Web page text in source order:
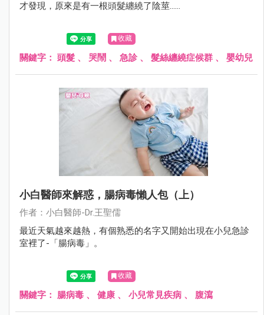
才發現，原來是有一根頭髮纏繞了陰莖......
收藏
關鍵字： 頭髮 、 哭鬧 、 急診 、 髮絲纏繞症候群 、 嬰幼兒
小白醫師來解惑，腸病毒懶人包（上）
作者：小白醫師-Dr.王聖儒
最近天氣越來越熱，有個熟悉的名字又開始出現在小兒急診
室裡了-「腸病毒」。
收藏
關鍵字： 腸病毒 、 健康 、 小兒常見疾病 、 腹瀉